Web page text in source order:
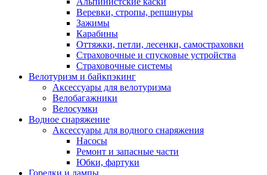
Веревки, стропы, репшнуры
Зажимы
Карабины
Оттяжки, петли, лесенки, самостраховки
Страховочные и спусковые устройства
Страховочные системы
Велотуризм и байкпэкинг
Аксессуары для велотуризма
Велобагажники
Велосумки
Водное снаряжение
Аксессуары для водного снаряжения
Насосы
Ремонт и запасные части
Юбки, фартуки
Горелки и лампы